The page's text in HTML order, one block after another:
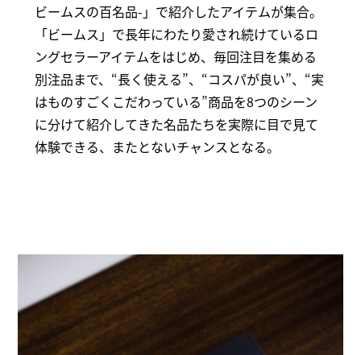
ビームスの百名品-」で紹介したアイテムが集合。
「ビームス」で長年にわたり愛され続けているロ
ングセラーアイテムをはじめ、毎回注目を集める
別注品まで、“長く使える”、“コスパが良い”、“実
はものすごくこだわっている”商品を8つのシーン
に分けて紹介してきた名品たちを実際に目で見て
体験できる、またとないチャンスとなる。